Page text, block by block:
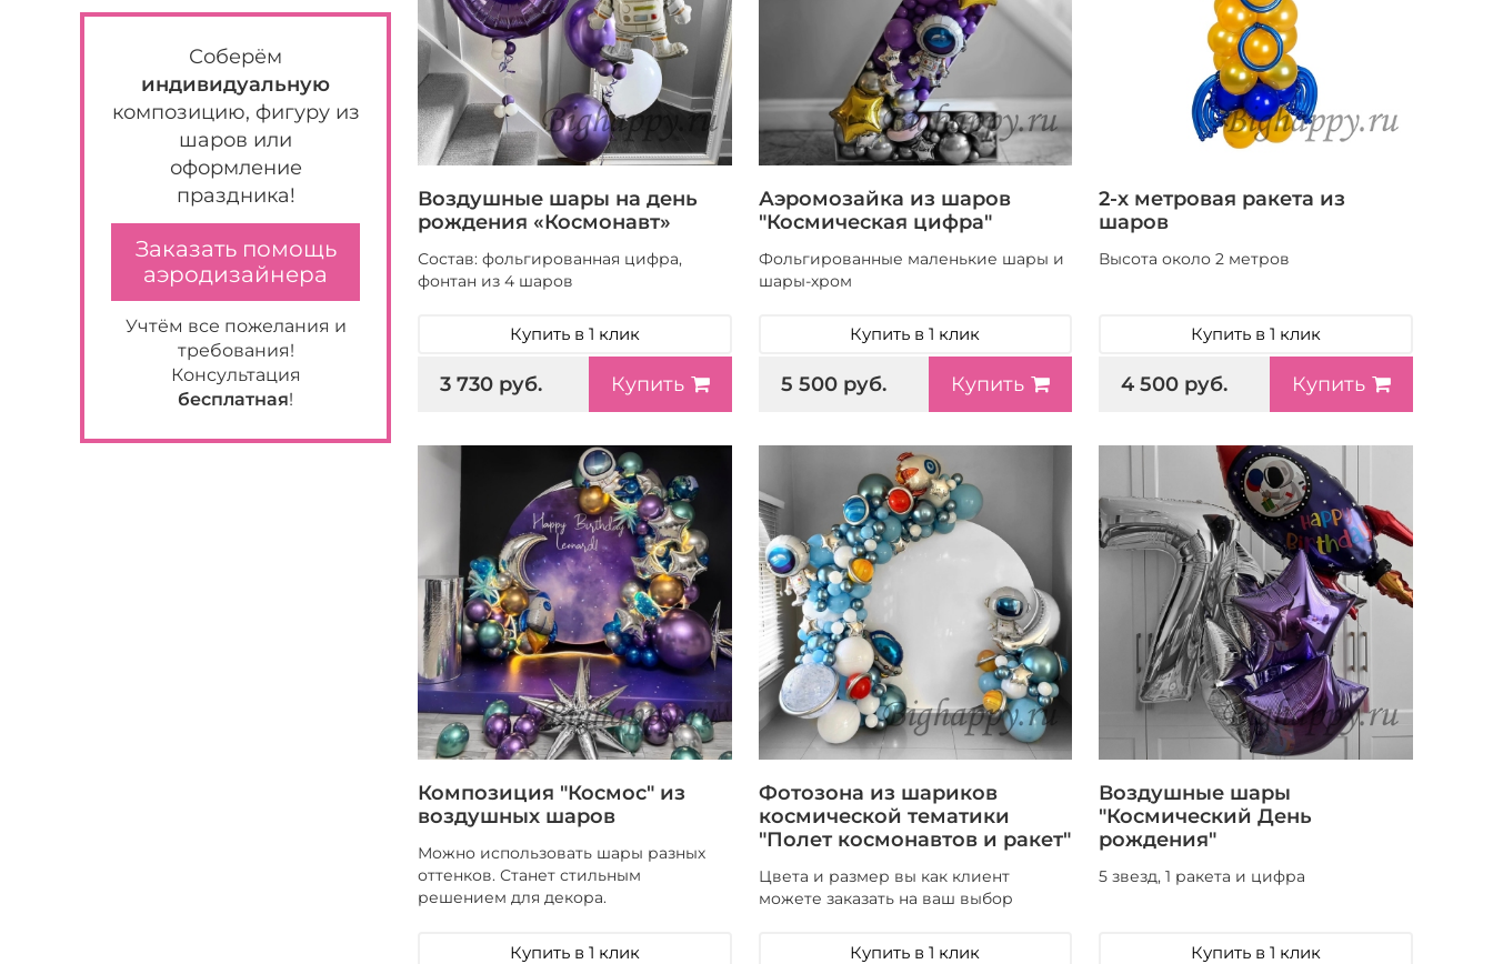
Соберём
индивидуальную
композицию, фигуру из
шаров или
оформление
праздника!
Заказать помощь
аэродизайнера
Учтём все пожелания и
требования!
Консультация
бесплатная!
Воздушные шары на день
рождения «Космонавт»
Состав: фольгированная цифра,
фонтан из 4 шаров
Купить в 1 клик
3 730 руб. Купить
Аэромозайка из шаров
"Космическая цифра"
Фольгированные маленькие шары и
шары-хром
Купить в 1 клик
5 500 руб. Купить
2-х метровая ракета из
шаров
Высота около 2 метров
Купить в 1 клик
4 500 руб. Купить
Композиция "Космос" из
воздушных шаров
Можно использовать шары разных
оттенков. Станет стильным
решением для декора.
Купить в 1 клик
Фотозона из шариков
космической тематики
"Полет космонавтов и ракет"
Цвета и размер вы как клиент
можете заказать на ваш выбор
Купить в 1 клик
Воздушные шары
"Космический День
рождения"
5 звезд, 1 ракета и цифра
Купить в 1 клик